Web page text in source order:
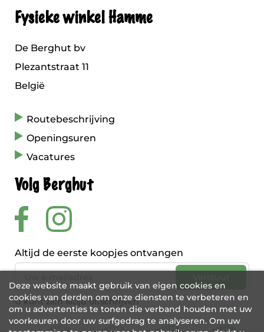
Fysieke winkel Hamme
De Berghut bv
Plezantstraat 11
België
Routebeschrijving
Openingsuren
Vacatures
Volg Berghut
Altijd de eerste koopjes ontvangen
U kunt zich altijd uitschrijven
Deze website maakt gebruik van eigen cookies en
cookies van derden om onze diensten te verbeteren en
om u advertenties te tonen die verband houden met uw
voorkeuren door uw surfgedrag te analyseren. Om uw